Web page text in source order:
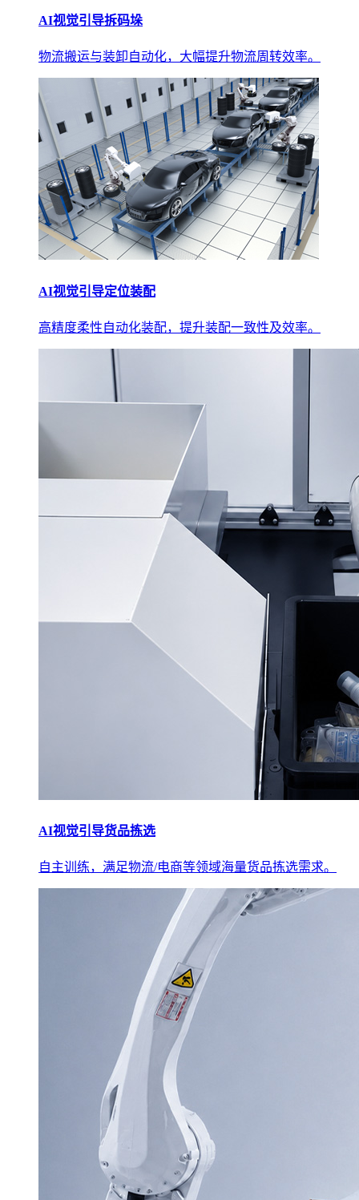
AI视觉引导拆码垛
物流搬运与装卸自动化，大幅提升物流周转效率。
AI视觉引导定位装配
高精度柔性自动化装配，提升装配一致性及效率。
AI视觉引导货品拣选
自主训练，满足物流/电商等领域海量货品拣选需求。